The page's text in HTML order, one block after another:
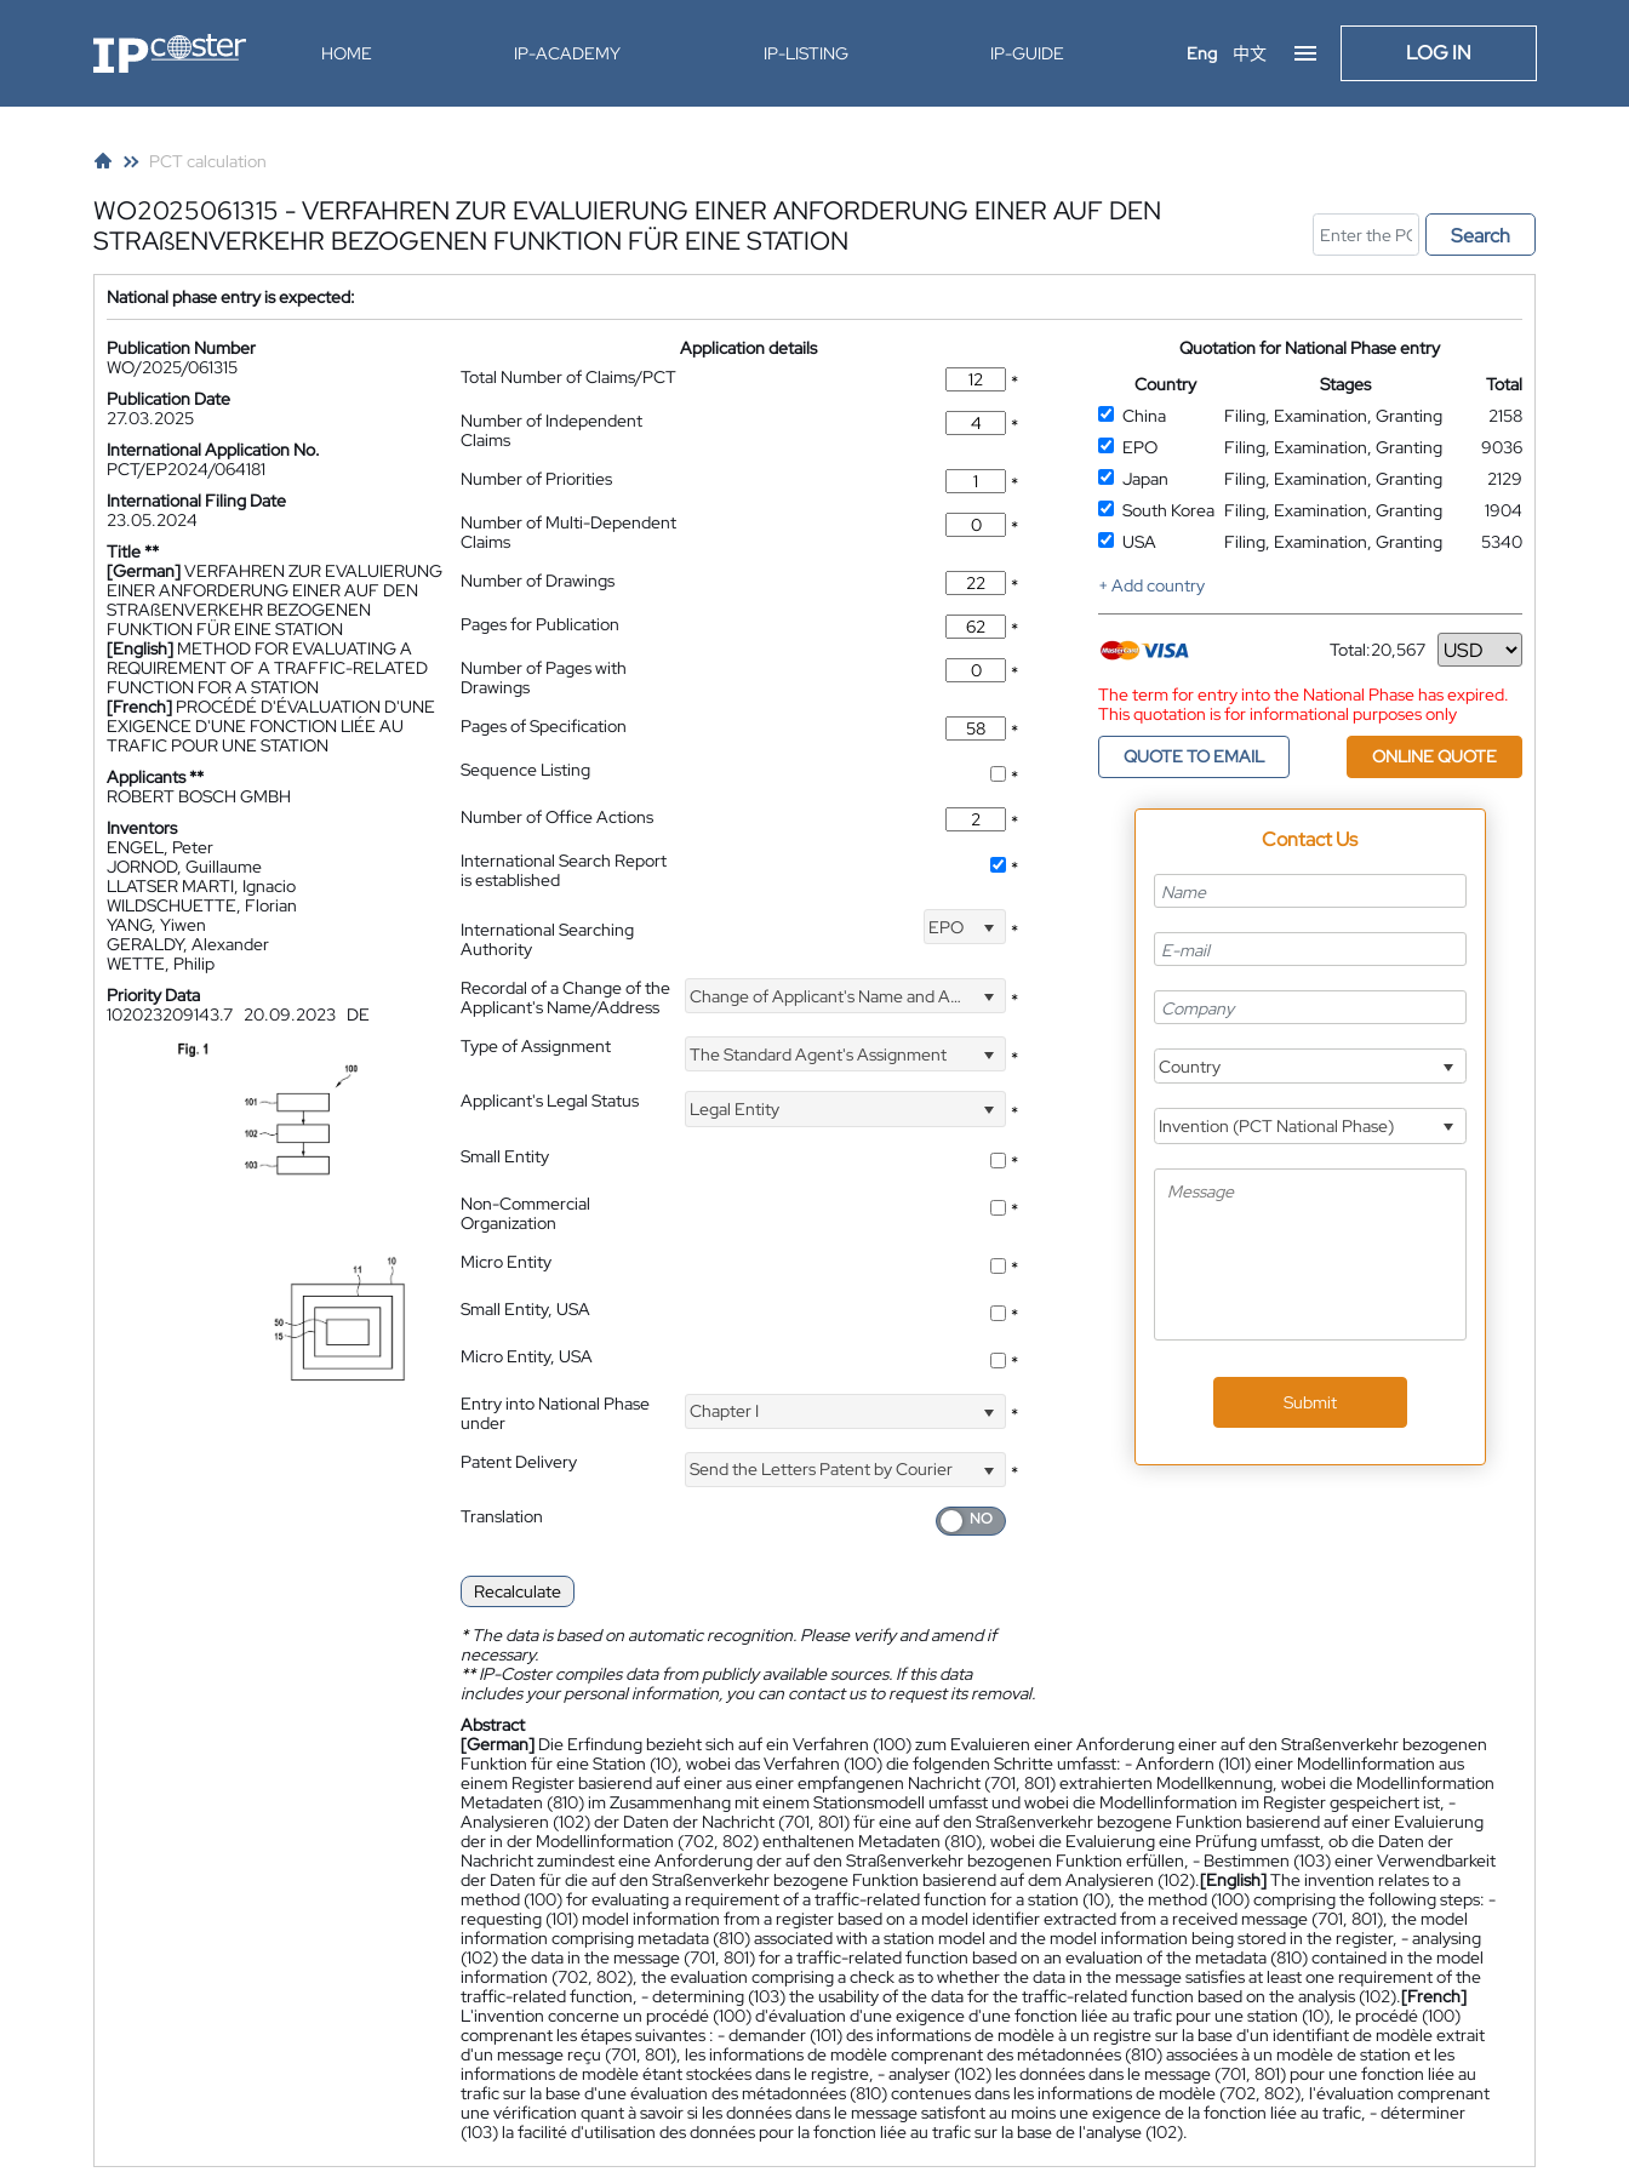
IP-Coster HOME IP-ACADEMY IP-LISTING IP-GUIDE Eng 中文 LOG IN
PCT calculation
WO2025061315 - VERFAHREN ZUR EVALUIERUNG EINER ANFORDERUNG EINER AUF DEN
STRAßENVERKEHR BEZOGENEN FUNKTION FÜR EINE STATION
Search
National phase entry is expected:
Publication Number
WO/2025/061315
Publication Date
27.03.2025
International Application No.
PCT/EP2024/064181
International Filing Date
23.05.2024
Title **
[German]VERFAHREN ZUR EVALUIERUNG
EINER ANFORDERUNG EINER AUF DEN
STRAßENVERKEHR BEZOGENEN
FUNKTION FÜR EINE STATION
[English] METHOD FOR EVALUATING A
REQUIREMENT OF A TRAFFIC-RELATED
FUNCTION FOR A STATION
[French] PROCÉDÉ D'ÉVALUATION D'UNE
EXIGENCE D'UNE FONCTION LIÉE AU
TRAFIC POUR UNE STATION
Applicants **
ROBERT BOSCH GMBH
Inventors
ENGEL, Peter
JORNOD, Guillaume
LLATSER MARTI, Ignacio
WILDSCHUETTE, Florian
YANG, Yiwen
GERALDY, Alexander
WETTE, Philip
Priority Data
102023209143.7 20.09.2023 DE
Application details
Total Number of Claims/PCT
*
Number of Independent
Claims
*
Number of Priorities
*
Number of Multi-Dependent
Claims
*
Number of Drawings
*
Pages for Publication
*
Number of Pages with
Drawings
*
Pages of Specification
*
Sequence Listing
*
Number of Office Actions
*
International Search Report
is established
*
International Searching
Authority
EPO *
Recordal of a Change of the
Applicant's Name/Address
Change of Applicant's Name and Address *
Type of Assignment The Standard Agent's Assignment
*
Applicant's Legal Status
Legal Entity
*
Small Entity
*
Non-Commercial
Organization
*
Micro Entity
*
Small Entity, USA
*
Micro Entity, USA
*
Entry into National Phase
under
Chapter I *
Patent Delivery Send the Letters Patent by Courier
*
Translation
Recalculate
*The data is based on automatic recognition. Please verify and amend if
necessary.
**IP-Coster compiles data from publicly available sources. If this data
includes your personal information, you can contact us to request its removal.
Quotation for National Phase entry
Country
Stages
Total
China
Filing, Examination, Granting
2158
EPO
Filing, Examination, Granting
9036
Japan
Filing, Examination, Granting
2129
South Korea Filing, Examination, Granting
1904
USA
Filing, Examination, Granting
5340
+ Add country
Total:20,567
Currency
The term for entry into the National Phase has expired.
This quotation is for informational purposes only
QUOTE TO EMAIL
ONLINE QUOTE
Contact Us
Country
Invention (PCT National Phase)
Submit
Abstract
[German] Die Erfindung bezieht sich auf ein Verfahren (100) zum Evaluieren einer Anforderung einer auf den Straßenverkehr bezogenen
Funktion für eine Station (10), wobei das Verfahren (100) die folgenden Schritte umfasst: - Anfordern (101) einer Modellinformation aus
einem Register basierend auf einer aus einer empfangenen Nachricht (701, 801) extrahierten Modellkennung, wobei die Modellinformation
Metadaten (810) im Zusammenhang mit einem Stationsmodell umfasst und wobei die Modellinformation im Register gespeichert ist, -
Analysieren (102) der Daten der Nachricht (701, 801) für eine auf den Straßenverkehr bezogene Funktion basierend auf einer Evaluierung
der in der Modellinformation (702, 802) enthaltenen Metadaten (810), wobei die Evaluierung eine Prüfung umfasst, ob die Daten der
Nachricht zumindest eine Anforderung der auf den Straßenverkehr bezogenen Funktion erfüllen, - Bestimmen (103) einer Verwendbarkeit
der Daten für die auf den Straßenverkehr bezogene Funktion basierend auf dem Analysieren (102).[English]The invention relates to a
method (100) for evaluating a requirement of a traffic-related function for a station (10), the method (100) comprising the following steps: -
requesting (101) model information from a register based on a model identifier extracted from a received message (701, 801), the model
information comprising metadata (810) associated with a station model and the model information being stored in the register, - analysing
(102) the data in the message (701, 801) for a traffic-related function based on an evaluation of the metadata (810) contained in the model
information (702, 802), the evaluation comprising a check as to whether the data in the message satisfies at least one requirement of the
traffic-related function, - determining (103) the usability of the data for the traffic-related function based on the analysis (102).[French]
L'invention concerne un procédé (100) d'évaluation d'une exigence d'une fonction liée au trafic pour une station (10), le procédé (100)
comprenant les étapes suivantes : - demander (101) des informations de modèle à un registre sur la base d'un identifiant de modèle extrait
d'un message reçu (701, 801), les informations de modèle comprenant des métadonnées (810) associées à un modèle de station et les
informations de modèle étant stockées dans le registre, - analyser (102) les données dans le message (701, 801) pour une fonction liée au
trafic sur la base d'une évaluation des métadonnées (810) contenues dans les informations de modèle (702, 802), l'évaluation comprenant
une vérification quant à savoir si les données dans le message satisfont au moins une exigence de la fonction liée au trafic, - déterminer
(103) la facilité d'utilisation des données pour la fonction liée au trafic sur la base de l'analyse (102).